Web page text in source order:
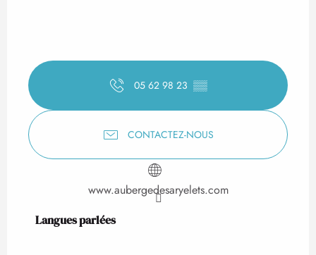
05 62 98 23 ▒▒
CONTACTEZ-NOUS
www.aubergedesaryelets.com
Langues parlées
Langues parlées